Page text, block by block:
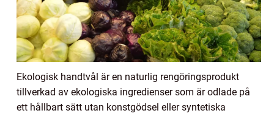
Ekologisk handtvål är en naturlig rengöringsprodukt
tillverkad av ekologiska ingredienser som är odlade på
ett hållbart sätt utan konstgödsel eller syntetiska